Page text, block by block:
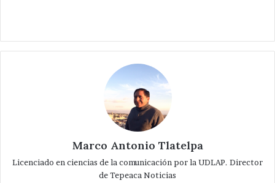
Marco Antonio Tlatelpa
Licenciado en ciencias de la comunicación por la UDLAP. Director
de Tepeaca Noticias